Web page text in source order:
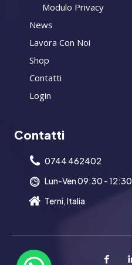
Modulo Privacy
News
Lavora Con Noi
Shop
Contatti
Login
Contatti
0744 462402
Lun-Ven 09:30 - 12:30
Terni, Italia